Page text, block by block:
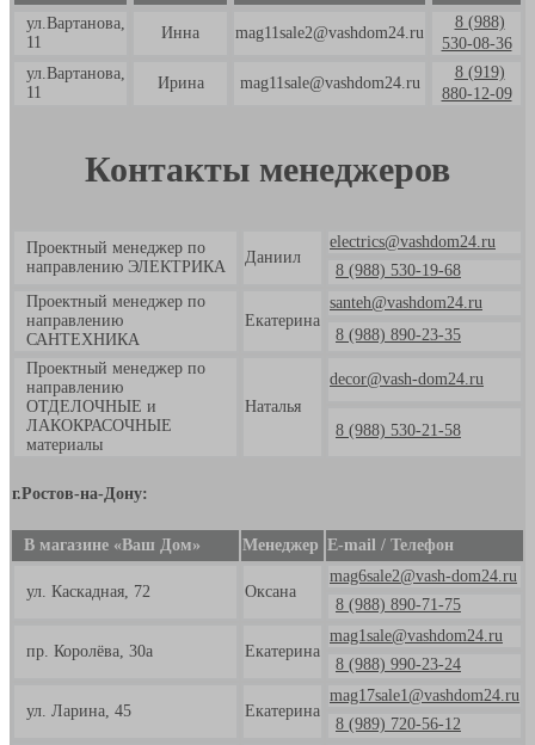
ул.Вартанова,
11
Инна mag11sale2@vashdom24.ru
8 (988)
530-08-36
ул.Вартанова,
11
Ирина mag11sale@vashdom24.ru
8 (919)
880-12-09
Контакты менеджеров
Проектный менеджер по
направлению ЭЛЕКТРИКА
Даниил
electrics@vashdom24.ru
8 (988) 530-19-68
Проектный менеджер по
направлению
САНТЕХНИКА
Екатерина
santeh@vashdom24.ru
8 (988) 890-23-35
Проектный менеджер по
направлению
ОТДЕЛОЧНЫЕ и
ЛАКОКРАСОЧНЫЕ
материалы
Наталья
decor@vash-dom24.ru
8 (988) 530-21-58
г.Ростов-на-Дону:
В магазине «Ваш Дом» Менеджер E-mail / Телефон
ул. Каскадная, 72 Оксана
mag6sale2@vash-dom24.ru
8 (988) 890-71-75
пр. Королёва, 30а Екатерина
mag1sale@vashdom24.ru
8 (988) 990-23-24
ул. Ларина, 45 Екатерина
mag17sale1@vashdom24.ru
8 (989) 720-56-12